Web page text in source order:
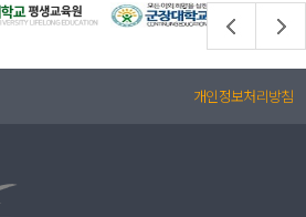
개인정보처리방침